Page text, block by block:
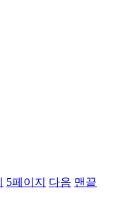
5페이지 다음 맨끝